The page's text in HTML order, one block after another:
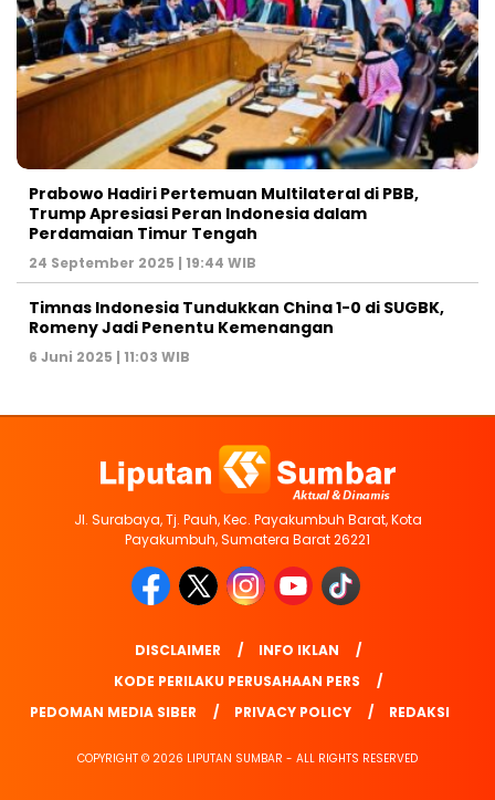
Prabowo Hadiri Pertemuan Multilateral di PBB,
Trump Apresiasi Peran Indonesia dalam
Perdamaian Timur Tengah
24 September 2025 | 19:44 WIB
Timnas Indonesia Tundukkan China 1-0 di SUGBK,
Romeny Jadi Penentu Kemenangan
6 Juni 2025 | 11:03 WIB
Jl. Surabaya, Tj. Pauh, Kec. Payakumbuh Barat, Kota
Payakumbuh, Sumatera Barat 26221
DISCLAIMER
INFO IKLAN
KODE PERILAKU PERUSAHAAN PERS
PEDOMAN MEDIA SIBER
PRIVACY POLICY REDAKSI
COPYRIGHT © 2026 LIPUTAN SUMBAR - ALL RIGHTS RESERVED